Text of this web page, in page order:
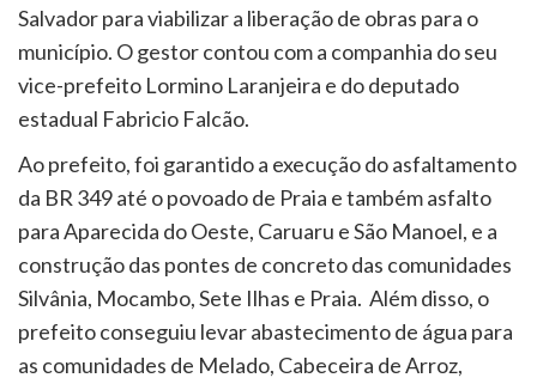
Salvador para viabilizar a liberação de obras para o
município. O gestor contou com a companhia do seu
vice-prefeito Lormino Laranjeira e do deputado
estadual Fabricio Falcão.
Ao prefeito, foi garantido a execução do asfaltamento
da BR 349 até o povoado de Praia e também asfalto
para Aparecida do Oeste, Caruaru e São Manoel, e a
construção das pontes de concreto das comunidades
Silvânia, Mocambo, Sete Ilhas e Praia. Além disso, o
prefeito conseguiu levar abastecimento de água para
as comunidades de Melado, Cabeceira de Arroz,